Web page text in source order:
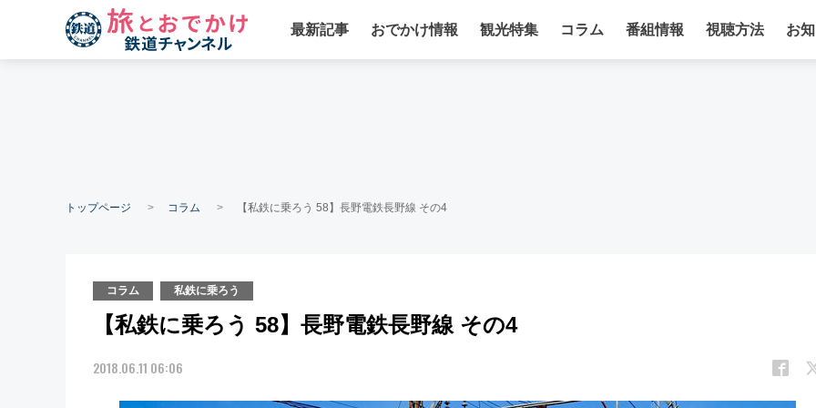
最新記事 おでかけ情報 観光特集 コラム 番組情報 視聴方法 お
トップページ コラム 【私鉄に乗ろう 58】長野電鉄長野線 その4
コラム 私鉄に乗ろう
【私鉄に乗ろう 58】長野電鉄長野線 その4
2018.06.11 06:06